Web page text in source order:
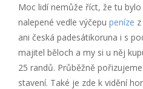
Moc lidí nemůže říct, že tu
nalepené vedle výčepu peníze
ani česká padesátikoruna i s
majitel běloch a my si u něj
25 randů. Průběžně
stavení. Také je zde k vidění